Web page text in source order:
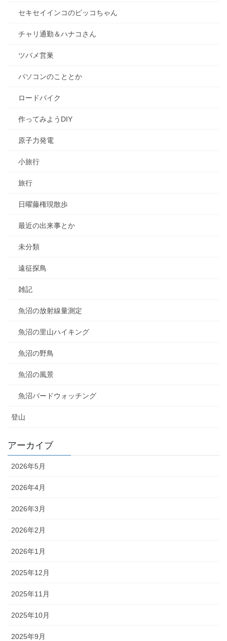
セキセイインコのピッコちゃん
チャリ通勤＆ハナコさん
ツバメ営巣
パソコンのこととか
ロードバイク
作ってみようDIY
原子力発電
小旅行
旅行
日曜藤権現散歩
最近の出来事とか
未分類
遠征探鳥
雑記
魚沼の放射線量測定
魚沼の里山ハイキング
魚沼の野鳥
魚沼の風景
魚沼バードウォッチング
登山
アーカイブ
2026年5月
2026年4月
2026年3月
2026年2月
2026年1月
2025年12月
2025年11月
2025年10月
2025年9月